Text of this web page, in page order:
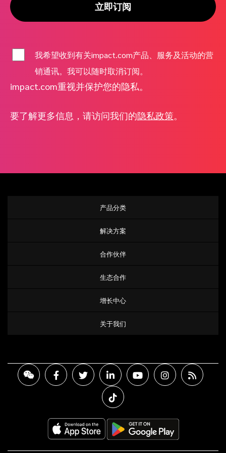
立即订阅
我希望收到有关impact.com产品、服务及活动的营
销通讯。我可以随时取消订阅。
impact.com重视并保护您的隐私。
要了解更多信息，请访问我们的隐私政策。
产品分类
解决方案
合作伙伴
生态合作
增长中心
关于我们